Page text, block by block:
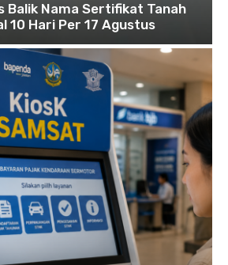
Balik Nama Sertifikat Tanah
10 Hari Per 17 Agustus